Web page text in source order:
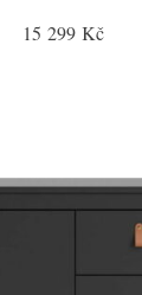
15 299 Kč